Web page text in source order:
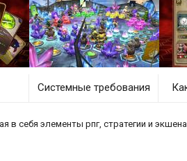
Системные требования
в себя элементы рпг, стратегии и